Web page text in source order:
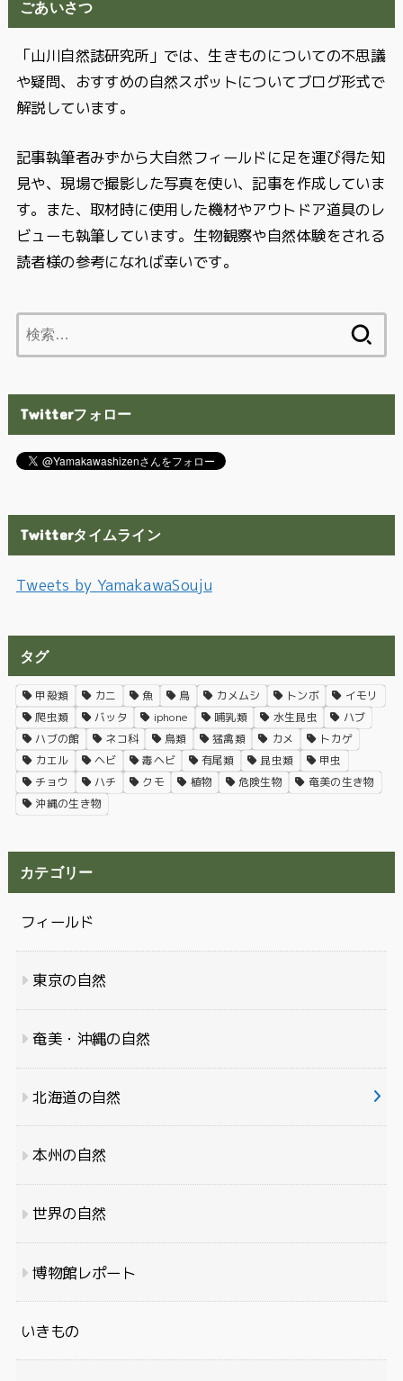
ごあいさつ
「山川自然誌研究所」では、生きものについての不思議
や疑問、おすすめの自然スポットについてブログ形式で
解説しています。
記事執筆者みずから大自然フィールドに足を運び得た知
見や、現場で撮影した写真を使い、記事を作成していま
す。また、取材時に使用した機材やアウトドア道具のレ
ビューも執筆しています。生物観察や自然体験をされる
読者様の参考になれば幸いです。
索:
Twitterフォロー
Twitterタイムライン
Tweets by YamakawaSouju
タグ
甲殻類 カニ 魚 鳥 カメムシ トンボ
イモリ
爬虫類
バッタ iphone 哺乳類 水生昆虫
ハブ
ハブの館
ネコ科 鳥類 猛禽類 カメ
トカゲ
カエル
ヘビ 毒ヘビ 有尾類 昆虫類
甲虫
チョウ
ハチ クモ 植物 危険生物
奄美の生き物
沖縄の生き物
カテゴリー
フィールド
東京の自然
奄美・沖縄の自然
北海道の自然
本州の自然
世界の自然
博物館レポート
いきもの